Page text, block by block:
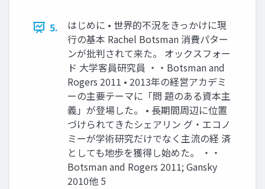
5.
はじめに • 世界的不況をきっかけに現
行の基本 Rachel Botsman 消費パター
ンが批判されて来た。 オックスフォー
ド 大学客員研究員 ・・Botsman and
Rogers 2011 • 2013年の経営アカデミ
ーの主要テーマに「問 題のある資本主
義」が登場した。 • 長期間周辺に位置
づけられてきたシェアリン グ・エコノ
ミーが学術研究だけでなく主流の経 済
としても地歩を獲得し始めた。 ・・
Botsman and Rogers 2011; Gansky
2010他 5